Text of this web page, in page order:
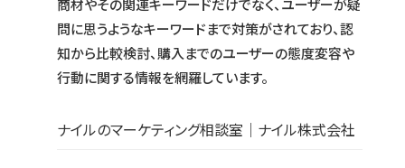
商材やその関連キーワードだけでなく、ユーザーが疑
問に思うようなキーワードまで対策がされており、認
知から比較検討、購入までのユーザーの態度変容や
行動に関する情報を網羅しています。
ナイルのマーケティング相談室｜ナイル株式会社